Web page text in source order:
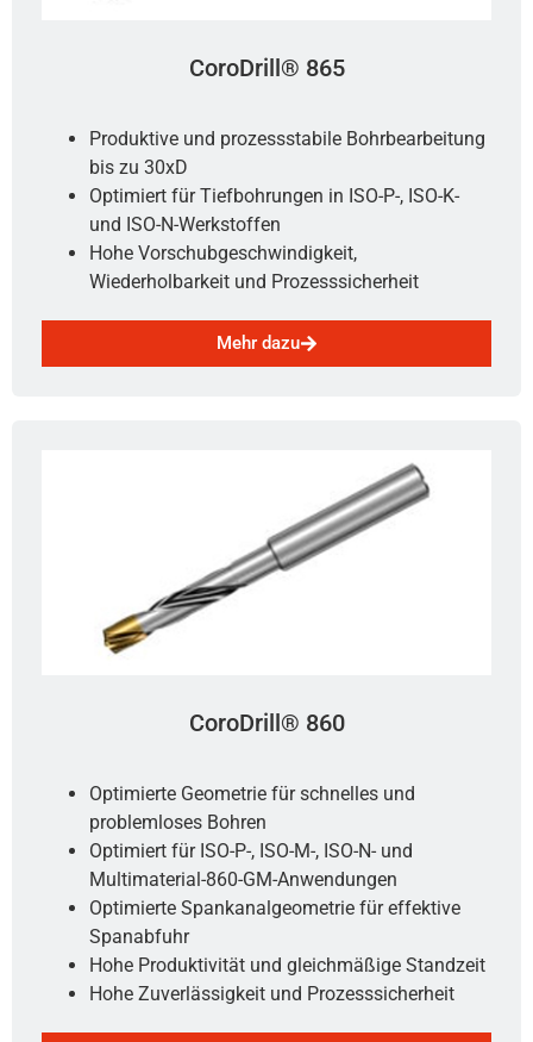
CoroDrill® 865
Produktive und prozessstabile Bohrbearbeitung
bis zu 30xD
Optimiert für Tiefbohrungen in ISO-P-, ISO-K-
und ISO-N-Werkstoffen
Hohe Vorschubgeschwindigkeit,
Wiederholbarkeit und Prozesssicherheit
Mehr dazu
CoroDrill® 860
Optimierte Geometrie für schnelles und
problemloses Bohren
Optimiert für ISO-P-, ISO-M-, ISO-N- und
Multimaterial-860-GM-Anwendungen
Optimierte Spankanalgeometrie für effektive
Spanabfuhr
Hohe Produktivität und gleichmäßige Standzeit
Hohe Zuverlässigkeit und Prozesssicherheit